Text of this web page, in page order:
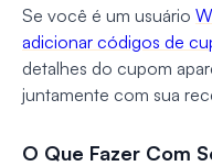
Se você é um usuário
adicionar códigos de
detalhes do cupom
juntamente com sua
O Que Fazer Com